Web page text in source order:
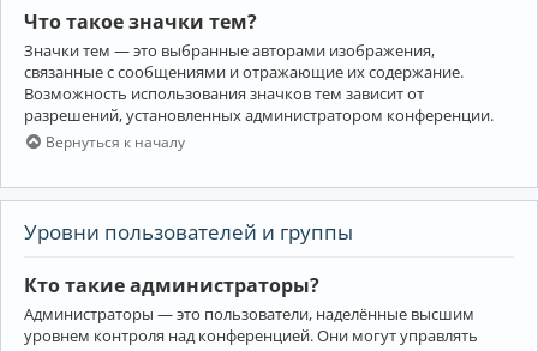
Что такое значки тем?
Значки тем — это выбранные авторами изображения,
связанные с сообщениями и отражающие их содержание.
Возможность использования значков тем зависит от
разрешений, установленных администратором конференции.
Вернуться к началу
Уровни пользователей и группы
Кто такие администраторы?
Администраторы — это пользователи, наделённые высшим
уровнем контроля над конференцией. Они могут управлять